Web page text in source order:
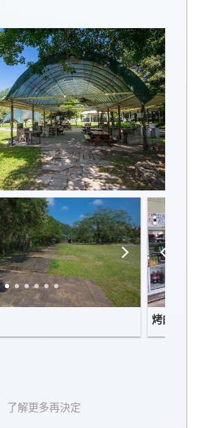
烤肉區
了解更多再決定